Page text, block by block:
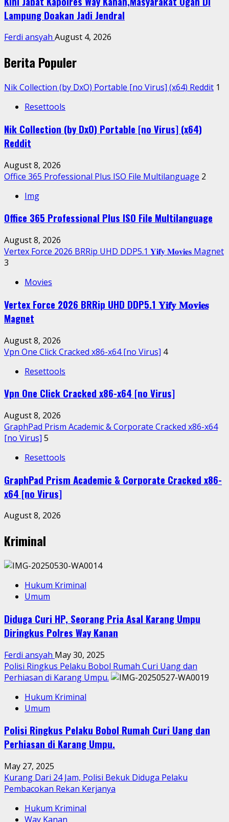
Lampung Doakan Jadi Jendral
Ferdi ansyah August 4, 2026
Berita Populer
Nik Collection (by DxO) Portable [no Virus] (x64) Reddit 1
Resettools
Nik Collection (by DxO) Portable [no Virus] (x64)
Reddit
August 8, 2026
Office 365 Professional Plus ISO File Multilanguage 2
Img
Office 365 Professional Plus ISO File Multilanguage
August 8, 2026
Vertex Force 2026 BRRip UHD DDP5.1 𝐘𝐢𝐟𝐲 𝐌𝐨𝐯𝐢𝐞𝐬 Magnet
3
Movies
Vertex Force 2026 BRRip UHD DDP5.1 𝐘𝐢𝐟𝐲 𝐌𝐨𝐯𝐢𝐞𝐬
Magnet
August 8, 2026
Vpn One Click Cracked x86-x64 [no Virus] 4
Resettools
Vpn One Click Cracked x86-x64 [no Virus]
August 8, 2026
GraphPad Prism Academic & Corporate Cracked x86-x64
[no Virus] 5
Resettools
GraphPad Prism Academic & Corporate Cracked x86-
x64 [no Virus]
August 8, 2026
Kriminal
Hukum Kriminal
Umum
Diduga Curi HP, Seorang Pria Asal Karang Umpu
Diringkus Polres Way Kanan
Ferdi ansyah May 30, 2025
Polisi Ringkus Pelaku Bobol Rumah Curi Uang dan
Perhiasan di Karang Umpu.
Hukum Kriminal
Umum
Polisi Ringkus Pelaku Bobol Rumah Curi Uang dan
Perhiasan di Karang Umpu.
May 27, 2025
Kurang Dari 24 Jam, Polisi Bekuk Diduga Pelaku
Pembacokan Rekan Kerjanya
Hukum Kriminal
Way Kanan